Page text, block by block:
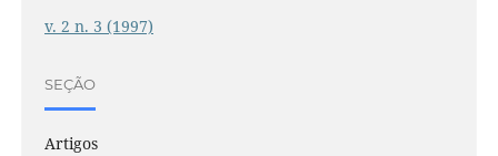
v. 2 n. 3 (1997)
SEÇÃO
Artigos